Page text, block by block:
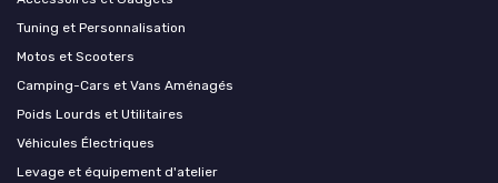
Tuning et Personnalisation
Motos et Scooters
Camping-Cars et Vans Aménagés
Poids Lourds et Utilitaires
Véhicules Électriques
Levage et équipement d'atelier